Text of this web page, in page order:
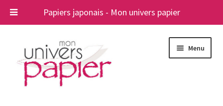
Papiers japonais - Mon univers papier
navigation
contenu
Menu